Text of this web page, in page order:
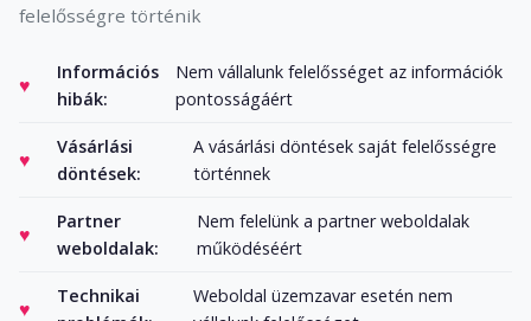
felelősségre történik
Információs
hibák:
Nem vállalunk felelősséget az információk
pontosságáért
Vásárlási
döntések:
A vásárlási döntések saját felelősségre
történnek
Partner
weboldalak:
Nem felelünk a partner weboldalak
működéséért
Technikai
Weboldal üzemzavar esetén nem